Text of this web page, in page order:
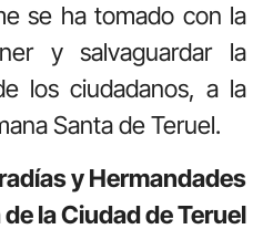
se ha tomado con la
y salvaguardar la
los ciudadanos, a la
Santa de Teruel.
y Hermandades
la Ciudad de Teruel